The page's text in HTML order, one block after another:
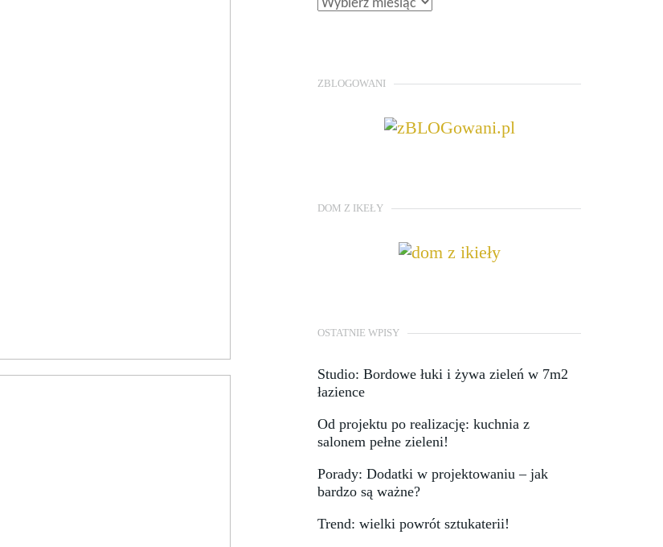
ZBLOGOWANI
DOM Z IKEŁY
OSTATNIE WPISY
Studio: Bordowe łuki i żywa zieleń w 7m2
łazience
Od projektu po realizację: kuchnia z
salonem pełne zieleni!
Porady: Dodatki w projektowaniu – jak
bardzo są ważne?
Trend: wielki powrót sztukaterii!